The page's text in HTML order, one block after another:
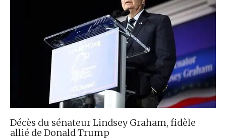
Décès du sénateur Lindsey Graham, fidèle
allié de Donald Trump